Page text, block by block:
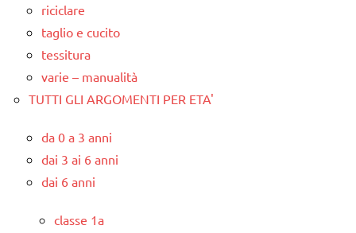
riciclare
taglio e cucito
tessitura
varie – manualità
TUTTI GLI ARGOMENTI PER ETA'
da 0 a 3 anni
dai 3 ai 6 anni
dai 6 anni
classe 1a